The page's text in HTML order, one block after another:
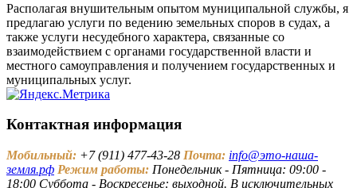
Располагая внушительным опытом муниципальной службы, я
предлагаю услуги по ведению земельных споров в судах, а
также услуги несудебного характера, связанные со
взаимодействием с органами государственной власти и
местного самоуправления и получением государственных и
муниципальных услуг.
Контактная информация
Мобильный: +7 (911) 477-43-28 Почта: info@это-наша-
земля.рф Режим работы: Понедельник - Пятница: 09:00 -
18:00 Суббота - Воскресенье: выходной. В исключительных